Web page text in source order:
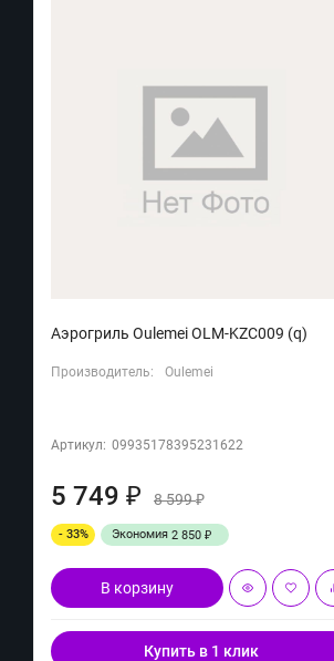
Аэрогриль Oulemei OLM-KZC009 (q)
Производитель: Oulemei
Артикул: 09935178395231622
5 749 ₽ 8 599₽
- 33% Экономия 2 850 ₽
В корзину
Купить в 1 клик